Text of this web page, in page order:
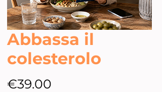
Abbassa il
colesterolo
€39.00